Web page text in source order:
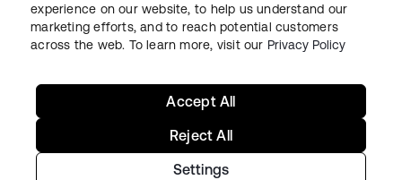
JuridiquePolitique de confidentialité
Conditions d’utilisation du siteSécuritéPlan du site
Paramètres des cookies
experience on our website, to help us understand our
marketing efforts, and to reach potential customers
across the web. To learn more, visit our Privacy Policy
Settings
Reject All
Accept All